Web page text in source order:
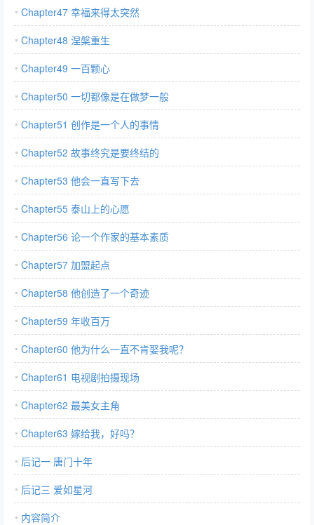
Chapter47 幸福来得太突然
Chapter48 涅槃重生
Chapter49 一百颗心
Chapter50 一切都像是在做梦一般
Chapter51 创作是一个人的事情
Chapter52 故事终究是要终结的
Chapter53 他会一直写下去
Chapter55 泰山上的心愿
Chapter56 论一个作家的基本素质
Chapter57 加盟起点
Chapter58 他创造了一个奇迹
Chapter59 年收百万
Chapter60 他为什么一直不肯娶我呢？
Chapter61 电视剧拍摄现场
Chapter62 最美女主角
Chapter63 嫁给我，好吗？
后记一 唐门十年
后记三 爱如星河
内容简介